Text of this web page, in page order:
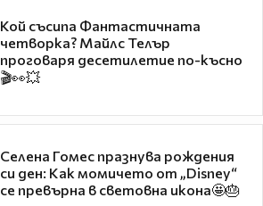
Кой съсипа Фантастичната
четворка? Майлс Телър
проговаря десетилетие по-късно
🎬👀💥
Селена Гомес празнува рождения
си ден: Как момичето от „Disney“
се превърна в световна икона🤩🎂